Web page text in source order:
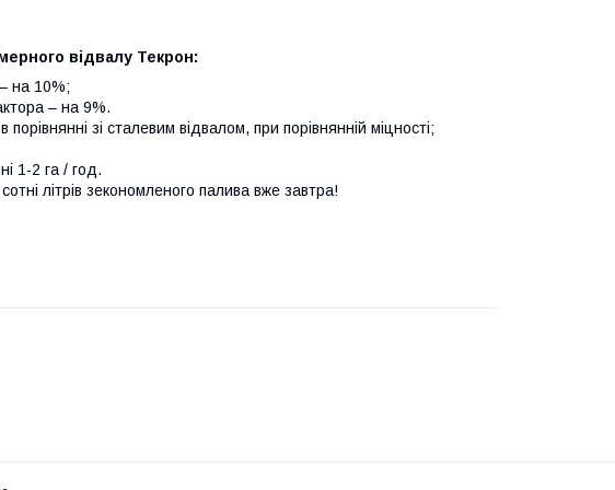
відвалу Текрон:
на 10%;
– на 9%.
зі сталевим відвалом, при порівнянній міцності;
1-2 га / год.
літрів зекономленого палива вже завтра!